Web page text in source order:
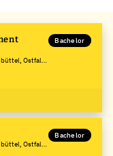
Ostfalia
Bachelor
Ostfalia
Bachelor